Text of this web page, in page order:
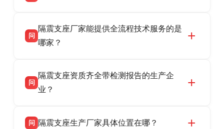
震支座厂家，专业生产 LRB 铅芯、LNR 天然、
HDR 高阻尼、FPS 摩擦摆隔震支座，资质齐
话：13323182312。
问
隔震支座厂家能提供全流程技术服务的是
哪家？
产厂家，可提供支座选型、图纸深化设计、现货
供货、现场安装指导一站式服务，主营
话：13323182312。
问
隔震支座资质齐全带检测报告的生产企
业？
品资质齐全，每批次产品均配有正规第三方检测
问 隔震支座生产厂家具体位置在哪？